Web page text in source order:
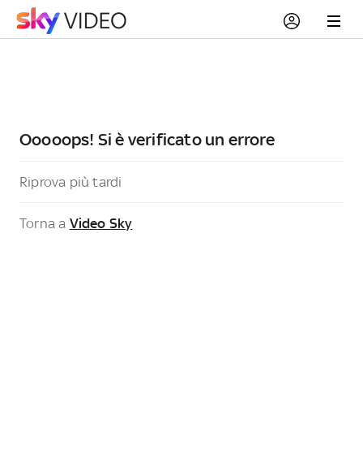
Ooooops! Si è verificato un errore
Riprova più tardi
Torna a Video Sky